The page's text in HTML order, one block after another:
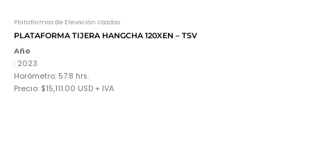
Plataformas de Elevación Usadas
PLATAFORMA TIJERA HANGCHA 120XEN – TSV
Año
: 2023
Horómetro: 57.8 hrs.
Precio: $15,111.00 USD + IVA